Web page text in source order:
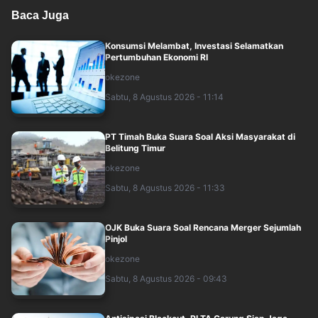
Baca Juga
Konsumsi Melambat, Investasi Selamatkan
Pertumbuhan Ekonomi RI
okezone
Sabtu, 8 Agustus 2026 - 11:14
PT Timah Buka Suara Soal Aksi Masyarakat di
Belitung Timur
okezone
Sabtu, 8 Agustus 2026 - 11:33
OJK Buka Suara Soal Rencana Merger Sejumlah
Pinjol
okezone
Sabtu, 8 Agustus 2026 - 09:43